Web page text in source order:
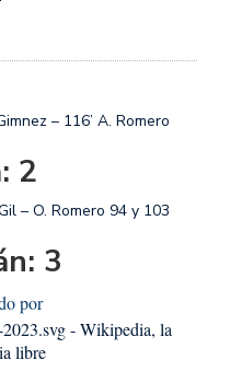
– 116’ A. Romero
2
– O. Romero 94 y 103
3
por